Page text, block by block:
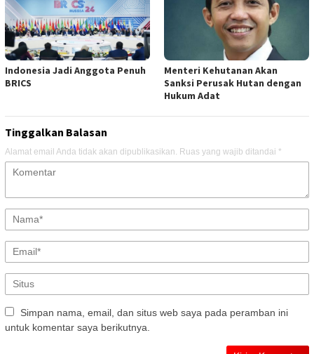
Indonesia Jadi Anggota Penuh
BRICS
Menteri Kehutanan Akan
Sanksi Perusak Hutan dengan
Hukum Adat
Tinggalkan Balasan
Alamat email Anda tidak akan dipublikasikan. Ruas yang wajib ditandai *
Simpan nama, email, dan situs web saya pada peramban ini
untuk komentar saya berikutnya.